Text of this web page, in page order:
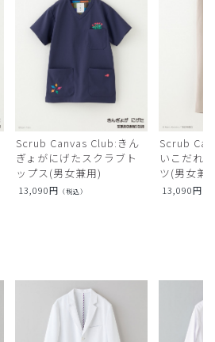
Scrub Canvas Club:きん
ぎょがにげたスクラブト
ップス(男女兼用)
13,090円 （税込）
Scrub
いこだれ
ツ(男女兼
13,090円